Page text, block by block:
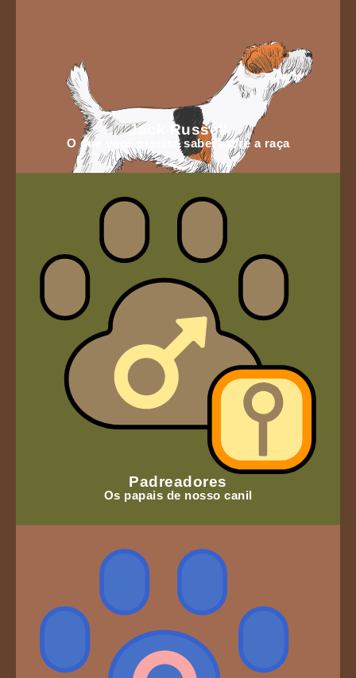
Jack Russell
O que você precisa sabersobre a raça
Padreadores
Os papais de nosso canil